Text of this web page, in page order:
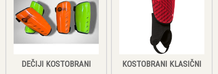
DEČIJI KOSTOBRANI
KOSTOBRANI KLASIČNI